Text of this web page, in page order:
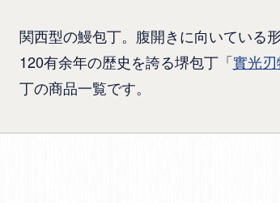
関西型の鰻包丁。腹開きに向いている形
120有余年の歴史を誇る堺包丁「實光刃
丁の商品一覧です。